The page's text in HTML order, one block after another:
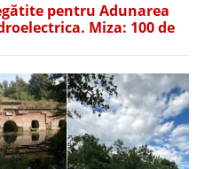
pentru Adunarea
Miza: 100 de